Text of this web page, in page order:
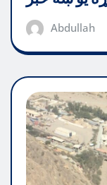
Abdullah